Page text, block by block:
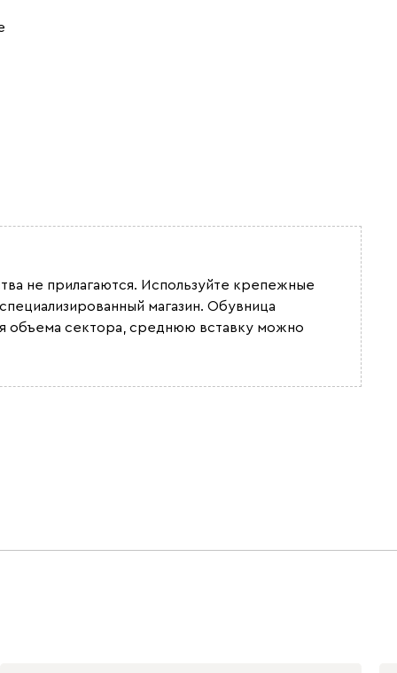
не прилагаются. Используйте крепежные
магазин. Обувница
объема сектора, среднюю вставку можно